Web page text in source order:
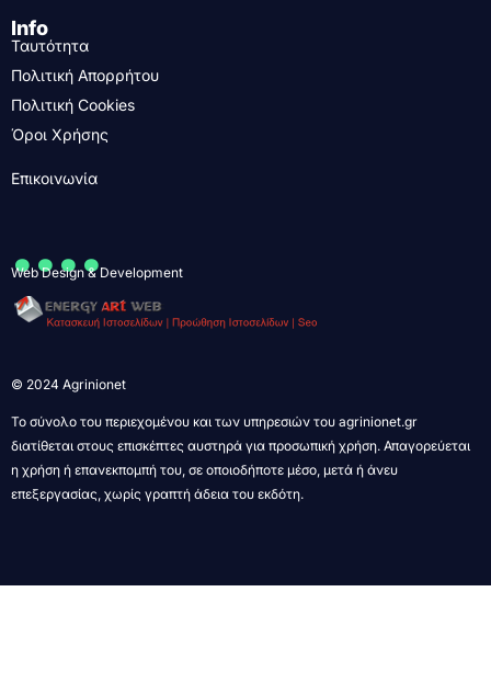
Info
Ταυτότητα
Πολιτική Απορρήτου
Πολιτική Cookies
Όροι Χρήσης
Επικοινωνία
....
Web Design & Development
© 2024 Agrinionet
Το σύνολο του περιεχομένου και των υπηρεσιών του agrinionet.gr
διατίθεται στους επισκέπτες αυστηρά για προσωπική χρήση. Απαγορεύεται
η χρήση ή επανεκπομπή του, σε οποιοδήποτε μέσο, μετά ή άνευ
επεξεργασίας, χωρίς γραπτή άδεια του εκδότη.